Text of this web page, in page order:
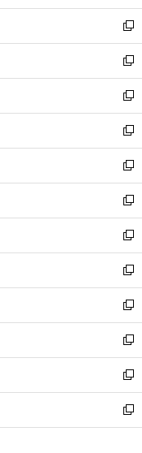
開
く
ウ
で
開
く
ン
ド
ウ
で
開
く
ウ
ィ
ン
ド
ウ
で
開
く
新
し
い
ウ
ィ
ン
ド
ウ
で
開
く
新
し
い
ウ
ィ
ン
ド
ウ
で
開
く
新
し
い
ウ
ィ
ン
ド
ウ
で
開
く
新
し
い
ウ
ィ
ン
ド
ウ
で
開
く
新
し
い
ウ
ィ
ン
ド
ウ
で
開
く
新
し
い
ウ
ィ
ン
ド
ウ
で
開
く
新
し
い
ウ
ィ
ン
ド
ウ
で
開
く
新
し
い
ウ
ィ
ン
ド
ウ
で
開
新
し
い
ウ
ィ
ン
ド
ウ
新
し
い
ウ
ィ
ン
新
し
い
ウ
新
し